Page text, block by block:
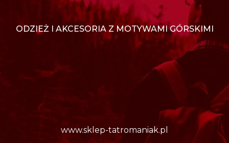
ODZIEŻ I AKCESORIA Z MOTYWAMI GÓRSKIMI
www.sklep-tatromaniak.pl